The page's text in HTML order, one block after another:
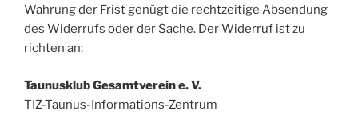
Wahrung der Frist genügt die rechtzeitige Absendung
des Widerrufs oder der Sache. Der Widerruf ist zu
richten an:
Taunusklub Gesamtverein e. V.
TIZ-Taunus-Informations-Zentrum